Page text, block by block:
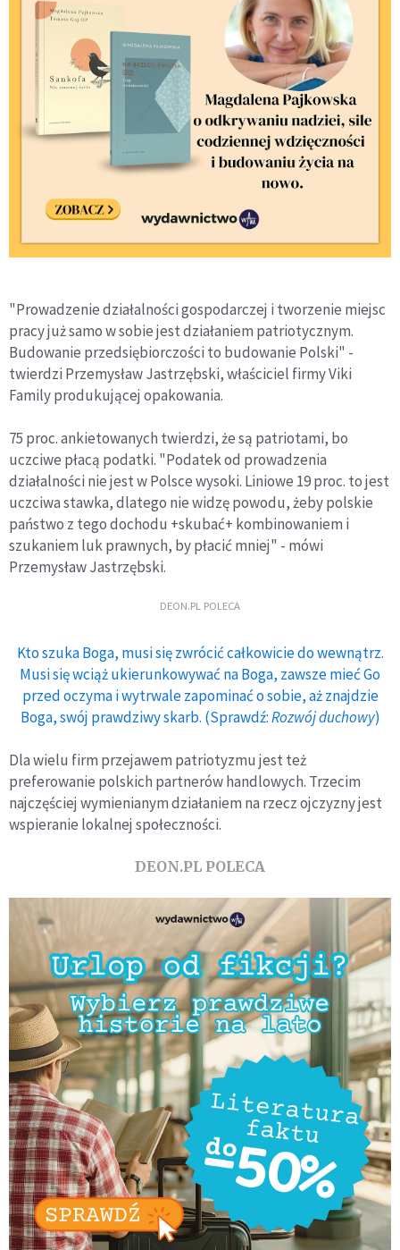
"Prowadzenie działalności gospodarczej i tworzenie miejsc
pracy już samo w sobie jest działaniem patriotycznym.
Budowanie przedsiębiorczości to budowanie Polski" -
twierdzi Przemysław Jastrzębski, właściciel firmy Viki
Family produkującej opakowania.
75 proc. ankietowanych twierdzi, że są patriotami, bo
uczciwe płacą podatki. "Podatek od prowadzenia
działalności nie jest w Polsce wysoki. Liniowe 19 proc. to jest
uczciwa stawka, dlatego nie widzę powodu, żeby polskie
państwo z tego dochodu +skubać+ kombinowaniem i
szukaniem luk prawnych, by płacić mniej" - mówi
Przemysław Jastrzębski.
DEON.PL POLECA
Kto szuka Boga, musi się zwrócić całkowicie do wewnątrz.
Musi się wciąż ukierunkowywać na Boga, zawsze mieć Go
przed oczyma i wytrwale zapominać o sobie, aż znajdzie
Boga, swój prawdziwy skarb. (Sprawdź:Rozwój duchowy)
Dla wielu firm przejawem patriotyzmu jest też
preferowanie polskich partnerów handlowych. Trzecim
najczęściej wymienianym działaniem na rzecz ojczyzny jest
wspieranie lokalnej społeczności.
DEON.PL POLECA